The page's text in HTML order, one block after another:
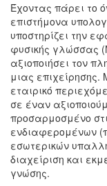
Έχοντας πάρει το
επιστήμονα
υποστηρίζει την
φυσικής γλώσσας
αξιοποιήσει τον
μιας επιχείρησης.
εταιρικό
σε έναν
προσαρμοσμένο
ενδιαφερομένων
εσωτερικών
διαχείριση και
γνώσης.